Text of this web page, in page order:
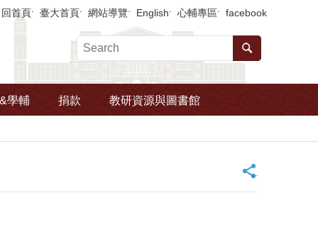
回首頁 臺大首頁 網站導覽 English 心輔專區 facebook
學輔 捐款 教研資源與圖書館
_